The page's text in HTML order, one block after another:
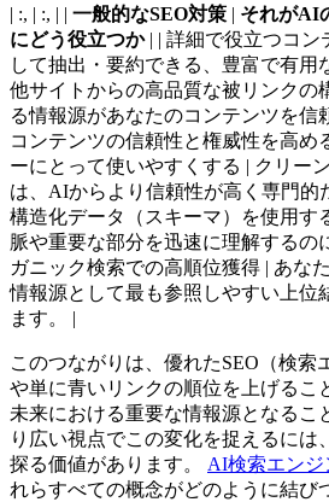
| :, | :, | | 一般的なSEO対策 | それがAI
にどう役立つか| | 詳細で役立つコン
して抽出・要約できる、豊富で有用
他サイトからの高品質な被リンクの
る情報源があなたのコンテンツを信
コンテンツの信頼性と権威性を高め
ーにとって使いやすくする | クリー
は、AIからより信頼性が高く専門的
構造化データ（スキーマ）を使用す
脈や重要な部分を迅速に理解するの
ガニック検索での高順位獲得 | あな
情報源として最も参照しやすい上位
ます。 |
このつながりは、優れたSEO（検索
や単に青いリンクの順位を上げるこ
未来における重要な情報源となるこ
り広い視点でこの変化を捉えるには
探る価値があります。 AI検索エンジ
れらすべての概念がどのように結び